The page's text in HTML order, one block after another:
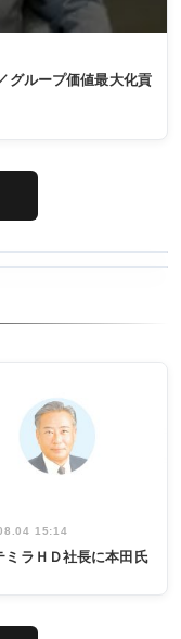
グループ価値最大化貢
15:14
ミラＨＤ社長に本田氏